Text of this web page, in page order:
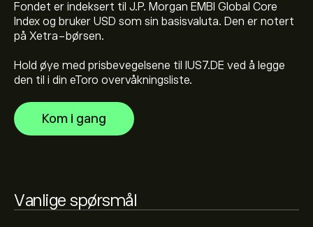
Fondet er indeksert til J.P. Morgan EMBI Global Core
Index og bruker USD som sin basisvaluta. Den er notert
på Xetra-børsen.
Hold øye med prisbevegelsene til IUS7.DE ved å legge
den til i din eToro overvåkningsliste.
Kom i gang
Vanlige spørsmål
Den høyeste prisen iShares J.P. Morgan USD EM Bond
UCITS ETF har hatt er 96.530‎€‎
Velg tidsrammen "1D" eller "1W" på eToro-diagrammet
iShares J.P. Morgan USD EM Bond UCITS ETF. Prisen på
iShares J.P. Morgan USD EM Bond UCITS ETF har variert
mellom 1.87‎€‎ det siste året.
For å kjøpe IUS7.DE, gå til "iShares J.P. Morgan USD EM
å kjøpe. Du kan også legge inn en ordre som kjøper
IUS7.DE til en bestemt kurs i fremtiden.